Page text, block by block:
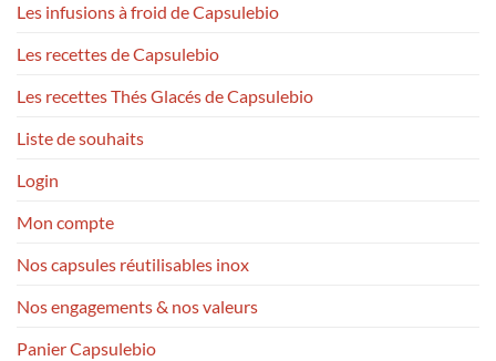
Les infusions à froid de Capsulebio
Les recettes de Capsulebio
Les recettes Thés Glacés de Capsulebio
Liste de souhaits
Login
Mon compte
Nos capsules réutilisables inox
Nos engagements & nos valeurs
Panier Capsulebio